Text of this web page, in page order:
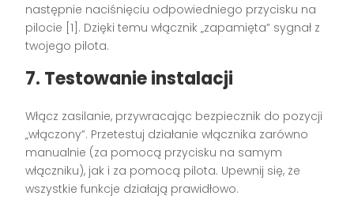
następnie naciśnięciu odpowiedniego przycisku na
pilocie [1]. Dzięki temu włącznik „zapamięta” sygnał z
twojego pilota.
7. Testowanie instalacji
Włącz zasilanie, przywracając bezpiecznik do pozycji
„włączony”. Przetestuj działanie włącznika zarówno
manualnie (za pomocą przycisku na samym
włączniku), jak i za pomocą pilota. Upewnij się, że
wszystkie funkcje działają prawidłowo.